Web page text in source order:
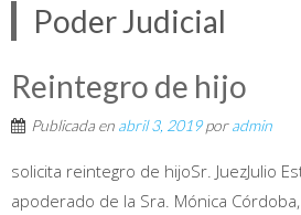
Poder Judicial
Reintegro de hijo
Publicada en abril 3, 2019poradmin
solicita reintegro de hijoSr. JuezJulio
apoderado de la Sra. Mónica